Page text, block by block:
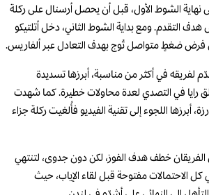
نهاية الشوط الأول، قبل أن يحصل أرسنال على ركلة
التقدم. ومع بداية الشوط الثاني، دخل أتلتيكو
فرض ضغطٍ متواصل تُوج بهدف التعادل عبر ألفاريس.
لفريقه في أكثر من مناسبة، أبرزها تسديدة
رايا في التصدي لعدة محاولات خطيرة. كما شهدت
أبرزها اللجوء إلى تقنية الفيديو فأُلغيت ركلة جزاء
الفريقان خطف هدف الفوز، لكن دون جدوى، لتنتهي
كل الاحتمالات مفتوحة قبل لقاء الإياب، حيث